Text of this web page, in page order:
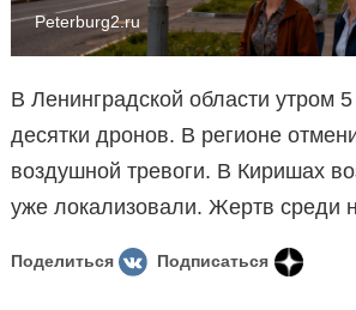
Peterburg2.ru
В Ленинградской области утром
десятки дронов. В регионе
воздушной тревоги. В Киришах
уже локализовали. Жертв среди
Поделиться Подписаться